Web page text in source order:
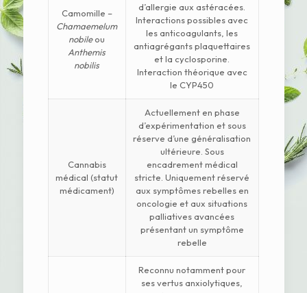
Camomille –
Chamaemelum
nobileou
Anthemis
nobilis
d’allergie aux astéracées.
Interactions possibles avec
les anticoagulants, les
antiagrégants plaquettaires
et la cyclosporine.
Interaction théorique avec
le CYP450
Cannabis
médical (statut
médicament)
Actuellement en phase
d’expérimentation et sous
réserve d’une généralisation
ultérieure. Sous
encadrement médical
stricte. Uniquement réservé
aux symptômes rebelles en
oncologie et aux situations
palliatives avancées
présentant un symptôme
rebelle
Reconnu notamment pour
ses vertus anxiolytiques,